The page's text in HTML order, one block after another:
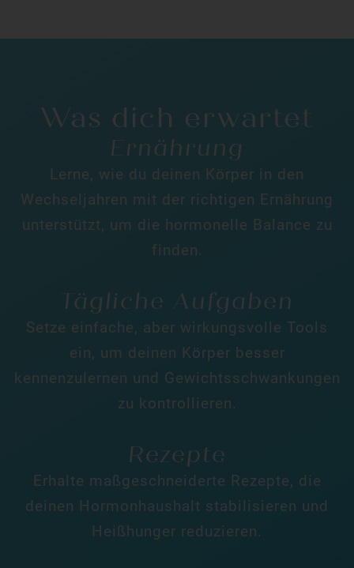
Was dich erwartet
Ernährung
Lerne, wie du deinen Körper in den
Wechseljahren mit der richtigen Ernährung
unterstützt, um die hormonelle Balance zu
finden.
Tägliche Aufgaben
Setze einfache, aber wirkungsvolle Tools
ein, um deinen Körper besser
kennenzulernen und Gewichtsschwankungen
zu kontrollieren.
Rezepte
Erhalte maßgeschneiderte Rezepte, die
deinen Hormonhaushalt stabilisieren und
Heißhunger reduzieren.